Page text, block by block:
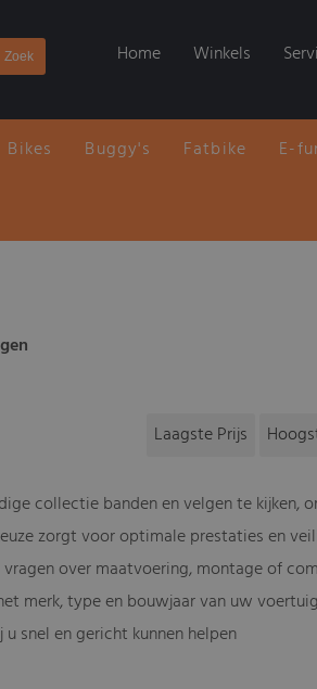
Home Winkels
Buggy's Fatbike E-
Laagste Prijs
collectie banden en velgen te kijken,
zorgt voor optimale prestaties en
over maatvoering, montage of
merk, type en bouwjaar van uw
snel en gericht kunnen helpen